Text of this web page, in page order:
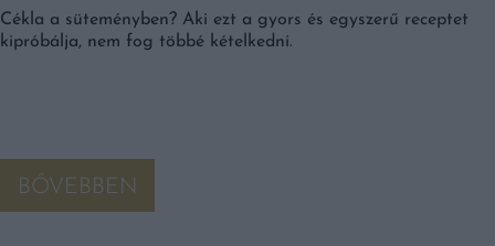
Cékla a süteményben? Aki ezt a gyors és egyszerű receptet
kipróbálja, nem fog többé kételkedni.
BŐVEBBEN